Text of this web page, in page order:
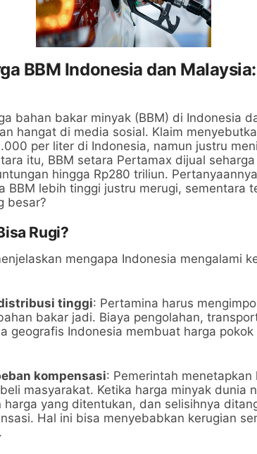
BBM Indonesia dan
bahan bakar minyak (BBM) di Indonesia
hangat di media sosial. Klaim
per liter di Indonesia, namun justru
itu, BBM setara Pertamax dijual
hingga Rp280 triliun.
BBM lebih tinggi justru merugi, sementara
besar?
Rugi?
mengapa Indonesia mengalami
tinggi: Pertamina harus
bakar jadi. Biaya pengolahan,
geografis Indonesia membuat harga pokok
kompensasi: Pemerintah
masyarakat. Ketika harga minyak dunia
harga yang ditentukan, dan selisihnya
Hal ini bisa menyebabkan kerugian